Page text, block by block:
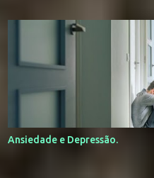
Ansiedade e Depressão.